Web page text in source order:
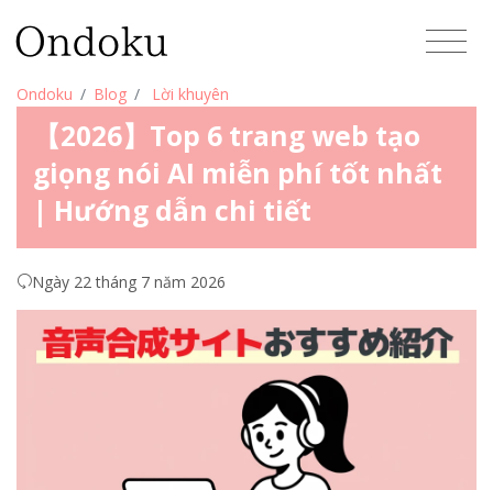
Ondoku Blog Lời khuyên
【2026】Top 6 trang web tạo
giọng nói AI miễn phí tốt nhất
| Hướng dẫn chi tiết
Ngày 22 tháng 7 năm 2026